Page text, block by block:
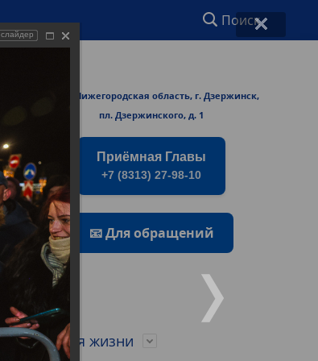
Поиск
606000 Нижегородская область, г. Дзержинск,
пл. Дзержинского, д. 1
Приёмная Главы
+7 (8313) 27-98-10
📧 Для обращений
Город для жизни
слайдер